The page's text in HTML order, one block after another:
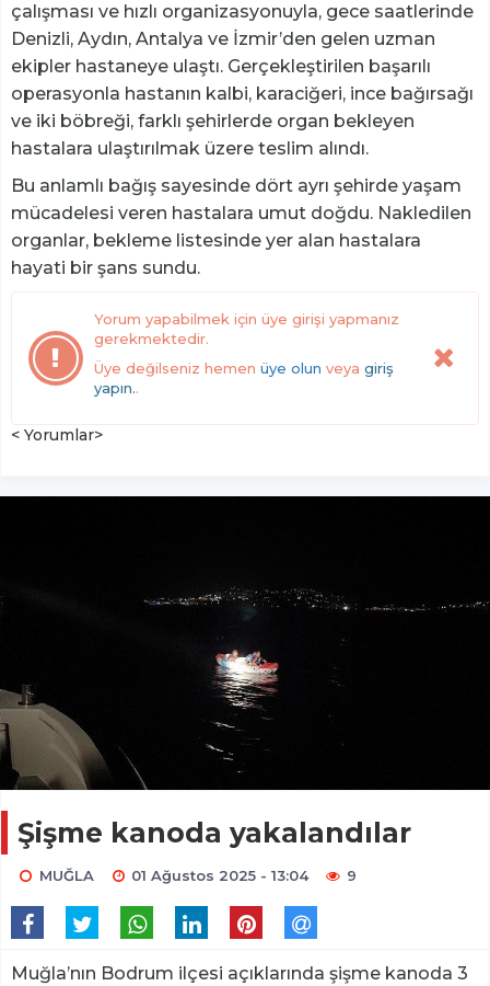
çalışması ve hızlı organizasyonuyla, gece saatlerinde
Denizli, Aydın, Antalya ve İzmir’den gelen uzman
ekipler hastaneye ulaştı. Gerçekleştirilen başarılı
operasyonla hastanın kalbi, karaciğeri, ince bağırsağı
ve iki böbreği, farklı şehirlerde organ bekleyen
hastalara ulaştırılmak üzere teslim alındı.
Bu anlamlı bağış sayesinde dört ayrı şehirde yaşam
mücadelesi veren hastalara umut doğdu. Nakledilen
organlar, bekleme listesinde yer alan hastalara
hayati bir şans sundu.
Yorum yapabilmek için üye girişi yapmanız
gerekmektedir.
Üye değilseniz hemen üye olun veya giriş
yapın..
< Yorumlar>
Şişme kanoda yakalandılar
MUĞLA 01 Ağustos 2025 - 13:04 9
Muğla’nın Bodrum ilçesi açıklarında şişme kanoda 3